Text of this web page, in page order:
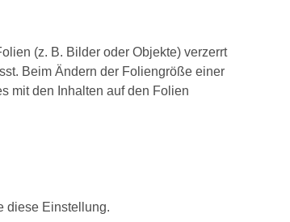
(z. B. Bilder oder Objekte) verzerrt
Beim Ändern der Foliengröße einer
mit den Inhalten auf den Folien
diese Einstellung.